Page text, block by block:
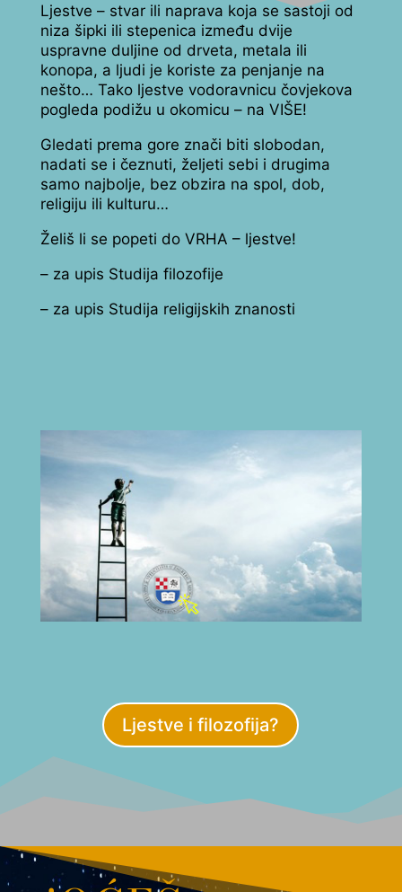
Ljestve – stvar ili naprava koja se sastoji od
niza šipki ili stepenica između dvije
uspravne duljine od drveta, metala ili
konopa, a ljudi je koriste za penjanje na
nešto… Tako ljestve vodoravnicu čovjekova
pogleda podižu u okomicu – na VIŠE!
Gledati prema gore znači biti slobodan,
nadati se i čeznuti, željeti sebi i drugima
samo najbolje, bez obzira na spol, dob,
religiju ili kulturu…
Želiš li se popeti do VRHA – ljestve!
– za upis Studija filozofije
– za upis Studija religijskih znanosti
Ljestve i filozofija?